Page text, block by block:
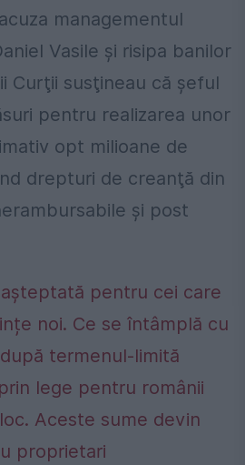
managementul
Vasile şi risipa banilor
Curţii susţineau că şeful
pentru realizarea unor
opt milioane de
drepturi de creanţă din
şi post
pentru cei care
noi. Ce se întâmplă cu
termenul-limită
lege pentru românii
Aceste sume devin
proprietari